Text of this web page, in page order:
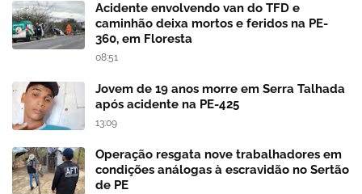
Acidente envolvendo van do TFD e
caminhão deixa mortos e feridos na PE-
360, em Floresta
08:51
Jovem de 19 anos morre em Serra Talhada
após acidente na PE-425
13:09
Operação resgata nove trabalhadores em
condições análogas à escravidão no Sertão
de PE